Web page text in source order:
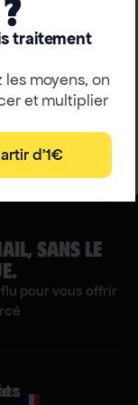
les
mer ?
SANS LE
pour vous offrir
traitement
les moyens, on
et multiplier
d'1€